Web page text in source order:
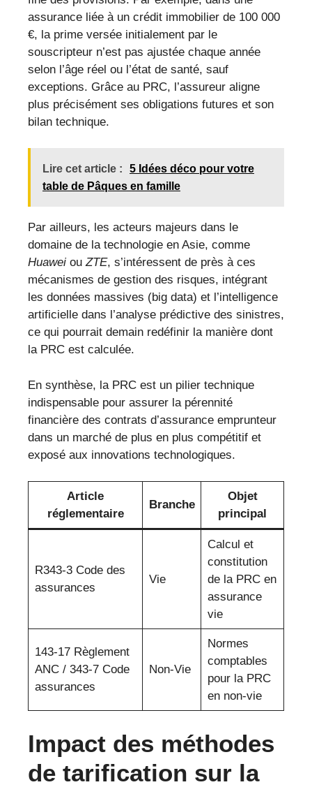
assurance liée à un crédit immobilier de 100 000
€, la prime versée initialement par le
souscripteur n’est pas ajustée chaque année
selon l’âge réel ou l’état de santé, sauf
exceptions. Grâce au PRC, l’assureur aligne
plus précisément ses obligations futures et son
bilan technique.
Lire cet article :
5 Idées déco pour votre
table de Pâques en famille
Par ailleurs, les acteurs majeurs dans le
domaine de la technologie en Asie, comme
Huawei ouZTE, s’intéressent de près à ces
mécanismes de gestion des risques, intégrant
les données massives (big data) et l’intelligence
artificielle dans l’analyse prédictive des sinistres,
ce qui pourrait demain redéfinir la manière dont
la PRC est calculée.
En synthèse, la PRC est un pilier technique
indispensable pour assurer la pérennité
financière des contrats d’assurance emprunteur
dans un marché de plus en plus compétitif et
exposé aux innovations technologiques.
Article
réglementaire
Branche
Objet
principal
R343-3 Code des
assurances
Vie
Calcul et
constitution
de la PRC en
assurance
vie
143-17 Règlement
ANC / 343-7 Code
assurances
Non-Vie
Normes
comptables
pour la PRC
en non-vie
Impact des méthodes
de tarification sur la